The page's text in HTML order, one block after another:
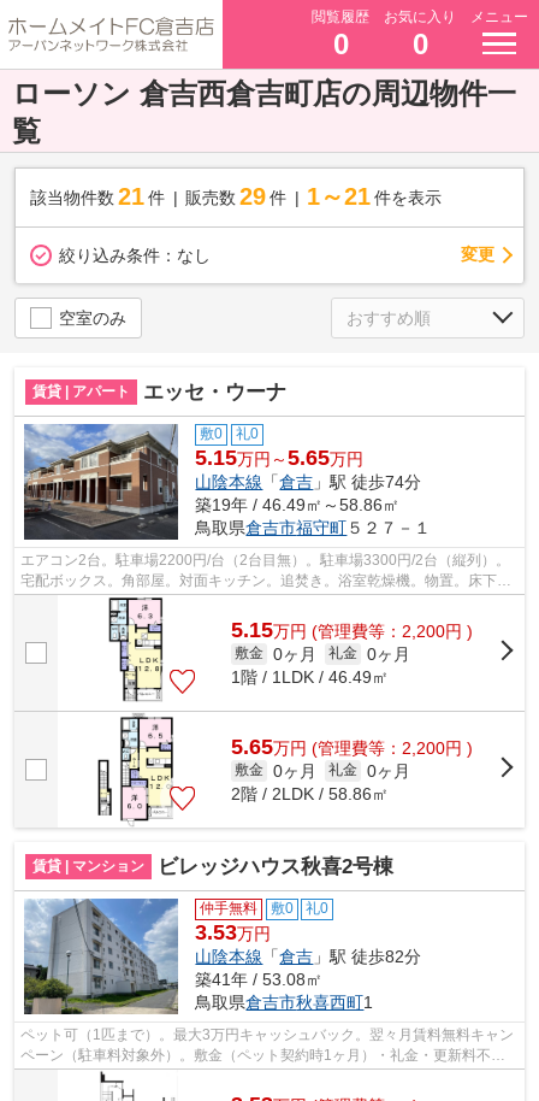
閲覧履歴
0
お気に入り
0
メニュー
ローソン 倉吉西倉吉町店の周辺物件一
覧
該当物件数 21件 販売数 29 件 1～21 件を表示
絞り込み条件： なし 変更
空室のみ
賃貸 | アパート エッセ・ウーナ
敷0 礼0
5.15万円～5.65万円
山陰本線 「倉吉 」駅 徒歩74分
築19年 / 46.49㎡～58.86㎡
鳥取県倉吉市福守町５２７－１
エアコン2台。駐車場2200円/台（2台目無）。駐車場3300円/2台（縦列）。
宅配ボックス。角部屋。対面キッチン。追焚き。浴室乾燥機。物置。床下収
納。電子キー。TVインターホン。温水洗...
5.15万円 (管理費等：2,200円 )
敷金 0ヶ月 礼金 0ヶ月
1階 / 1LDK / 46.49㎡
5.65万円 (管理費等：2,200円 )
敷金 0ヶ月 礼金 0ヶ月
2階 / 2LDK / 58.86㎡
賃貸 | マンション ビレッジハウス秋喜2号棟
仲手無料 敷0 礼0
3.53万円
山陰本線 「倉吉 」駅 徒歩82分
築41年 / 53.08㎡
鳥取県倉吉市秋喜西町1
ペット可（1匹まで）。最大3万円キャッシュバック。翌々月賃料無料キャン
ペーン（駐車料対象外）。敷金（ペット契約時1ヶ月）・礼金・更新料不
要。保証会社不要。仲介手数料無料。駐車...